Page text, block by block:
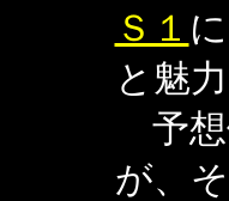
Ｓ１
と魅
予想
が、